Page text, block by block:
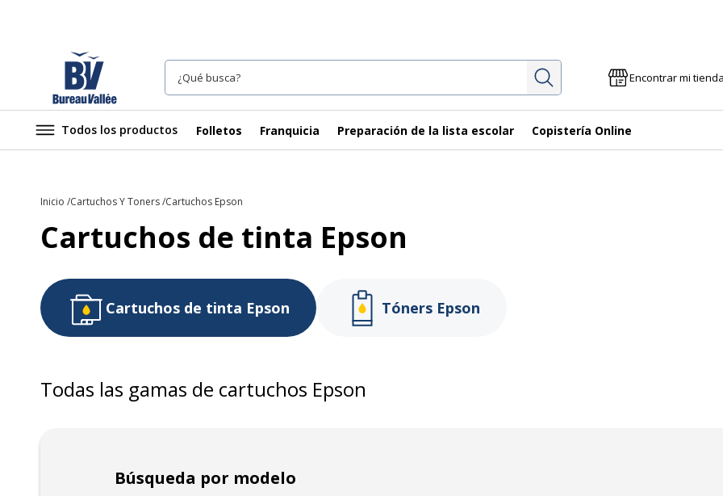
InvestigaciónEncontrar mi tienda
Todos los productos Folletos Franquicia Preparación de la lista escolar Copistería Online
Inicio Cartuchos Y Toners Cartuchos Epson
Cartuchos de tinta Epson
Cartuchos de tinta Epson Tóners Epson
Todas las gamas de cartuchos Epson
Búsqueda por modelo